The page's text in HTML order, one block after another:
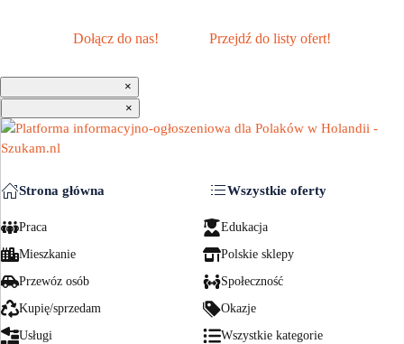
Dołącz do nas! Przejdź do listy ofert!
×
×
Strona główna Wszystkie oferty
Praca
Mieszkanie
Przewóz osób
Kupię/sprzedam
Usługi
Edukacja
Polskie sklepy
Społeczność
Okazje
Wszystkie kategorie